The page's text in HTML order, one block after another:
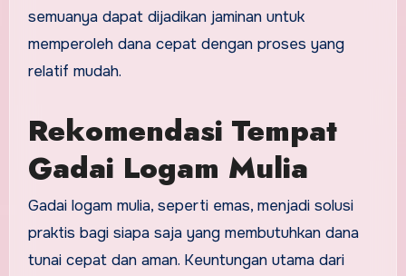
semuanya dapat dijadikan jaminan untuk
memperoleh dana cepat dengan proses yang
relatif mudah.
Rekomendasi Tempat
Gadai Logam Mulia
Gadai logam mulia, seperti emas, menjadi solusi
praktis bagi siapa saja yang membutuhkan dana
tunai cepat dan aman. Keuntungan utama dari